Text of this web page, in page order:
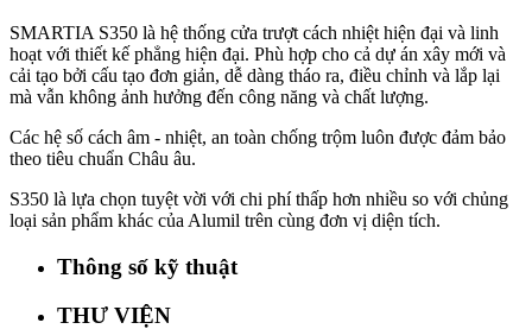
SMARTIA S350 là hệ thống cửa trượt cách nhiệt hiện đại và linh
hoạt với thiết kế phẳng hiện đại. Phù hợp cho cả dự án xây mới và
cải tạo bởi cấu tạo đơn giản, dễ dàng tháo ra, điều chỉnh và lắp lại
mà vẫn không ảnh hưởng đến công năng và chất lượng.
Các hệ số cách âm - nhiệt, an toàn chống trộm luôn được đảm bảo
theo tiêu chuẩn Châu âu.
S350 là lựa chọn tuyệt vời với chi phí thấp hơn nhiều so với chủng
loại sản phẩm khác của Alumil trên cùng đơn vị diện tích.
Thông số kỹ thuật
THƯ VIỆN